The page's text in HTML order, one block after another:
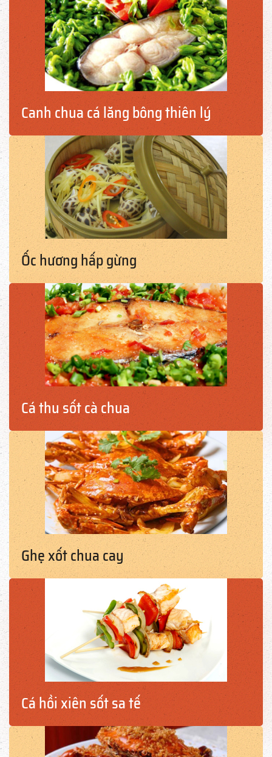
Canh chua cá lăng bông thiên lý
Ốc hương hấp gừng
Cá thu sốt cà chua
Ghẹ xốt chua cay
Cá hồi xiên sốt sa tế